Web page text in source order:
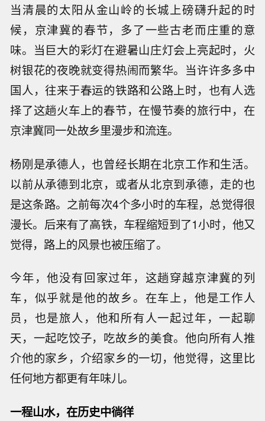
当清晨的太阳从金山岭的长城上磅礴升起的时
候，京津冀的春节，多了一些古老而庄重的意
味。当巨大的彩灯在避暑山庄灯会上亮起时，火
树银花的夜晚就变得热闹而繁华。当许许多多中
国人，往来于春运的铁路和公路上时，也有人选
择了这趟火车上的春节，在慢节奏的旅行中，在
京津冀同一处故乡里漫步和流连。
杨刚是承德人，也曾经长期在北京工作和生活。
以前从承德到北京，或者从北京到承德，走的也
是这条路。之前每次4个多小时的车程，总觉得很
漫长。后来有了高铁，车程缩短到了1小时，他又
觉得，路上的风景也被压缩了。
今年，他没有回家过年，这趟穿越京津冀的列
车，似乎就是他的故乡。在车上，他是工作人
员，也是旅人，他和所有人一起过年，一起聊
天，一起吃饺子，吃故乡的美食。他向所有人推
介他的家乡，介绍家乡的一切，他觉得，这里比
任何地方都更有年味儿。
一程山水，在历史中徜徉